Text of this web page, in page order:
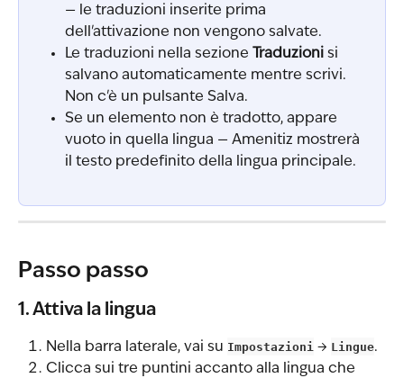
— le traduzioni inserite prima
dell'attivazione non vengono salvate.
Le traduzioni nella sezione Traduzioni si
salvano automaticamente mentre scrivi.
Non c'è un pulsante Salva.
Se un elemento non è tradotto, appare
vuoto in quella lingua — Amenitiz mostrerà
il testo predefinito della lingua principale.
Passo passo
1. Attiva la lingua
Nella barra laterale, vai su Impostazioni → Lingue.
Clicca sui tre puntini accanto alla lingua che